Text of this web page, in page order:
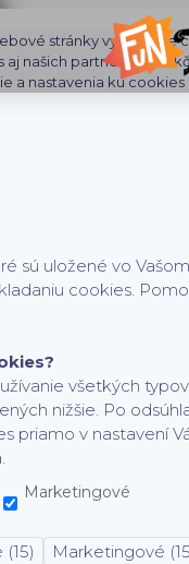
stránky využívame
našich partnerov.
a nastavenia ku
sú uložené vo
cookies.
všetkých
nižšie. Po
priamo v nastavení
Marketingové
Marketingové